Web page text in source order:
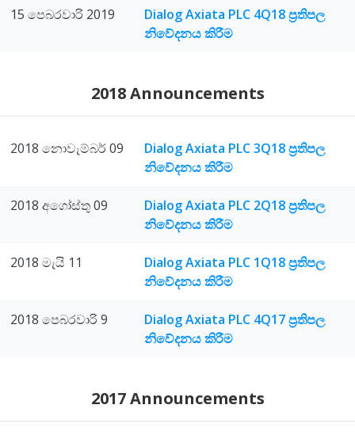
15 පෙබරවාරි 2019
Dialog Axiata PLC 4Q18 ප්‍රතිපල
නිවේදනය කිරීම
2018 Announcements
2018 නොවැම්බර් 09
Dialog Axiata PLC 3Q18 ප්‍රතිපල
නිවේදනය කිරීම
2018 අගෝස්තු 09
Dialog Axiata PLC 2Q18 ප්‍රතිපල
නිවේදනය කිරීම
2018 මැයි 11
Dialog Axiata PLC 1Q18 ප්‍රතිපල
නිවේදනය කිරීම
2018 පෙබරවාරි 9
Dialog Axiata PLC 4Q17 ප්‍රතිපල
නිවේදනය කිරීම
2017 Announcements